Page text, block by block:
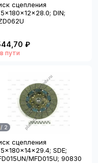
сцепления
DIN;
₽
в пути
/ 2
сцепления
SDE;
MFD015U; 90830